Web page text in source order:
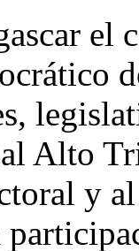
el
Alto
y